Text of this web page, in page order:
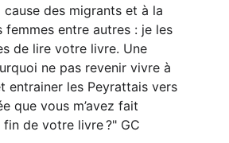
cause des migrants et à la
femmes entre autres : je les
de lire votre livre. Une
ne pas revenir vivre à
entrainer les Peyrattais vers
que vous m’avez fait
de votre livre ?" GC